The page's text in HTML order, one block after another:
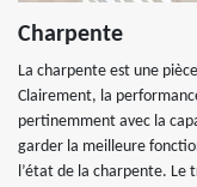
Charpente
La charpente est une
Clairement, la
pertinemment avec la
garder la meilleure
l’état de la charpente. Le